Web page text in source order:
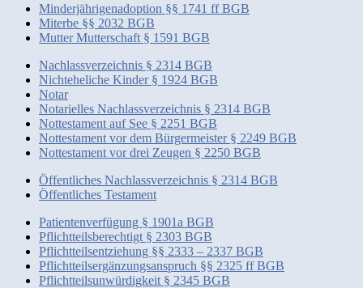
Minderjährigenadoption §§ 1741 ff BGB
Miterbe §§ 2032 BGB
Mutter Mutterschaft § 1591 BGB
Nachlassverzeichnis § 2314 BGB
Nichteheliche Kinder § 1924 BGB
Notar
Notarielles Nachlassverzeichnis § 2314 BGB
Nottestament auf See § 2251 BGB
Nottestament vor dem Bürgermeister § 2249 BGB
Nottestament vor drei Zeugen § 2250 BGB
Öffentliches Nachlassverzeichnis § 2314 BGB
Öffentliches Testament
Patientenverfügung § 1901a BGB
Pflichtteilsberechtigt § 2303 BGB
Pflichtteilsentziehung §§ 2333 – 2337 BGB
Pflichtteilsergänzungsanspruch §§ 2325 ff BGB
Pflichtteilsunwürdigkeit § 2345 BGB